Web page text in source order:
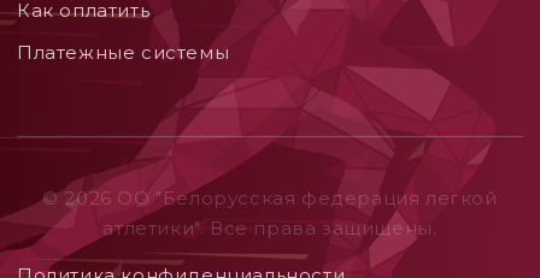
Как оплатить
Платежные системы
© 2026 ОO "Белорусская федерация легкой
атлетики". Все права защищены.